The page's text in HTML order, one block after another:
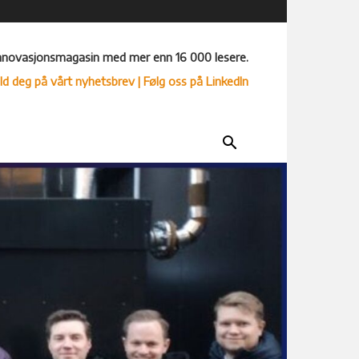
med mer enn 16 000 lesere.
deg på vårt nyhetsbrev| Følg oss på LinkedIn